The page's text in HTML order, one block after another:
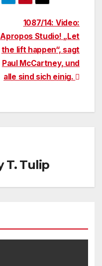
1087/14: Video:
Apropos Studio! „Let
the lift happen“, sagt
Paul McCartney, und
alle sind sich einig.
T. Tulip